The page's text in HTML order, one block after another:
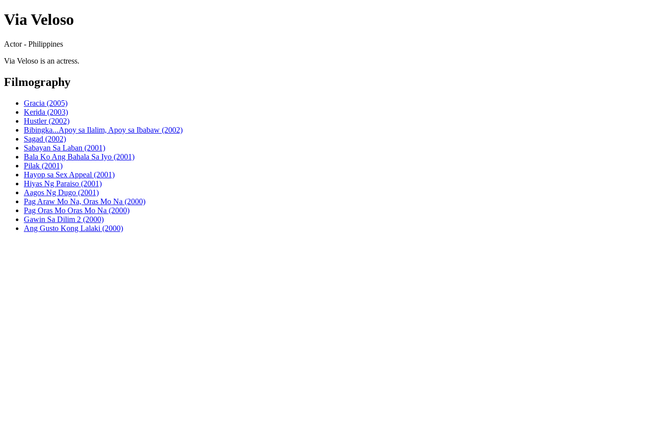
Via Veloso
Actor - Philippines
Via Veloso is an actress.
Filmography
Gracia (2005)
Kerida (2003)
Hustler (2002)
Bibingka...Apoy sa Ilalim, Apoy sa Ibabaw (2002)
Sagad (2002)
Sabayan Sa Laban (2001)
Bala Ko Ang Bahala Sa Iyo (2001)
Pilak (2001)
Hayop sa Sex Appeal (2001)
Hiyas Ng Paraiso (2001)
Aagos Ng Dugo (2001)
Pag Araw Mo Na, Oras Mo Na (2000)
Pag Oras Mo Oras Mo Na (2000)
Gawin Sa Dilim 2 (2000)
Ang Gusto Kong Lalaki (2000)